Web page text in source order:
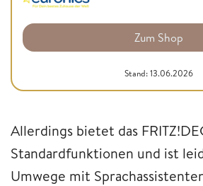
Zum Shop
Stand: 13.06.2026
Allerdings bietet das
Standardfunktionen und ist
Umwege mit